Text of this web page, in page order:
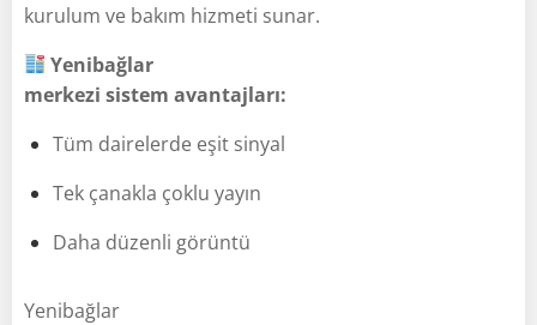
kurulum ve bakım hizmeti sunar.
Yenibağlar
merkezi sistem avantajları:
Tüm dairelerde eşit sinyal
Tek çanakla çoklu yayın
Daha düzenli görüntü
Yenibağlar